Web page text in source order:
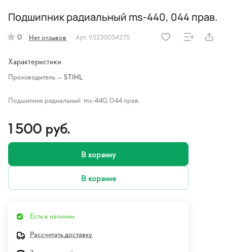
Подшипник радиальный ms-440, 044 прав.
0 Нет отзывов Арт. 95230034275
Характеристики
Производитель — STIHL
Подшипник радиальный ms-440, 044 прав.
1 500 руб.
В корзину
В корзине
Есть в наличии
Рассчитать доставку